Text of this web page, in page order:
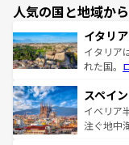
人気の国と地域か
イタリア
イタリア
れた国。
ろん、ト
景など、
ピザやパ
スペイン
イベリア
注ぐ地中